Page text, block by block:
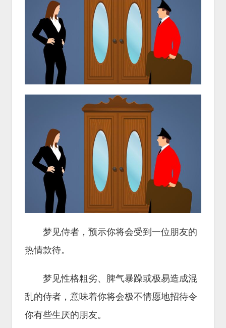
梦见侍者，预示你将会受到一位朋友的
热情款待。
梦见性格粗劣、脾气暴躁或极易造成混
乱的侍者，意味着你将会极不情愿地招待令
你有些生厌的朋友。